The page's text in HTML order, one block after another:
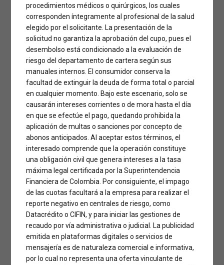
damos el camino más fácil: aprobación rápida,
cuotas a tu medida y acompañamiento experto en
Medellín, Cali y Barranquilla.
Pioneros en financiación de cirugía plástica
Más de 4.9★ en satisfacción
Proceso 100% guiado
Pide tu crédito ahora
Respuesta preliminar rápida · Sin ser banco ni
cooperativa
procedimientos médicos o quirúrgicos, los cuales
corresponden íntegramente al profesional de la salud
elegido por el solicitante. La presentación de la
solicitud no garantiza la aprobación del cupo, pues el
desembolso está condicionado a la evaluación de
riesgo del departamento de cartera según sus
manuales internos. El consumidor conserva la
facultad de extinguir la deuda de forma total o parcial
en cualquier momento. Bajo este escenario, solo se
causarán intereses corrientes o de mora hasta el día
en que se efectúe el pago, quedando prohibida la
aplicación de multas o sanciones por concepto de
abonos anticipados. Al aceptar estos términos, el
interesado comprende que la operación constituye
una obligación civil que genera intereses a la tasa
máxima legal certificada por la Superintendencia
Financiera de Colombia. Por consiguiente, el impago
de las cuotas facultará a la empresa para realizar el
reporte negativo en centrales de riesgo, como
Datacrédito o CIFIN, y para iniciar las gestiones de
recaudo por vía administrativa o judicial. La publicidad
emitida en plataformas digitales o servicios de
mensajería es de naturaleza comercial e informativa,
por lo cual no representa una oferta vinculante de